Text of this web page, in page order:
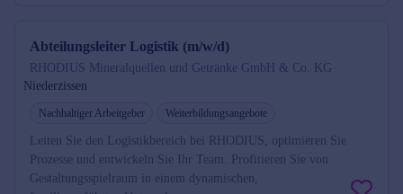
Abteilungsleiter Logistik (m/w/d)
RHODIUS Mineralquellen und Getränke GmbH & Co. KG
Niederzissen
Nachhaltiger Arbeitgeber Weiterbildungsangebote
Leiten Sie den Logistikbereich bei RHODIUS, optimieren Sie
Prozesse und entwickeln Sie Ihr Team. Profitieren Sie von
Gestaltungsspielraum in einem dynamischen,